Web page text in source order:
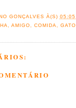
GONÇALVES À(S) 05:05
, AMIGO, COMIDA,GATO